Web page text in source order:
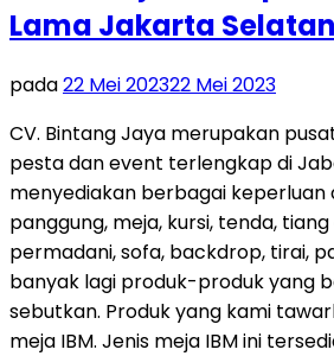
Lama Jakarta Selatan
pada22 Mei 202322 Mei 2023
CV. Bintang Jaya merupakan
pesta dan event terlengkap di
menyediakan berbagai keperluan
panggung, meja, kursi, tenda,
permadani, sofa, backdrop, tirai,
banyak lagi produk-produk yang
sebutkan. Produk yang kami
meja IBM. Jenis meja IBM ini